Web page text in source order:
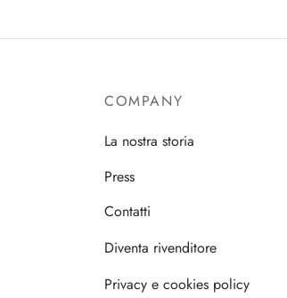
COMPANY
La nostra storia
Press
Contatti
Diventa rivenditore
Privacy e cookies policy